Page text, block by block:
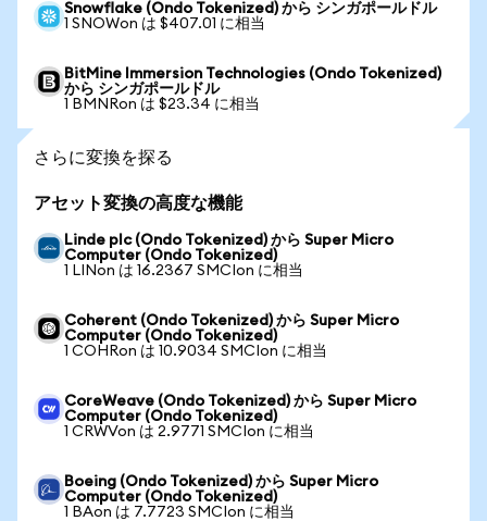
Snowflake (Ondo Tokenized) から シンガポールドル
1 SNOWon は $407.01 に相当
BitMine Immersion Technologies (Ondo Tokenized)
から シンガポールドル
1 BMNRon は $23.34 に相当
さらに変換を探る
アセット変換の高度な機能
Linde plc (Ondo Tokenized) から Super Micro
Computer (Ondo Tokenized)
1 LINon は 16.2367 SMCIon に相当
Coherent (Ondo Tokenized) から Super Micro
Computer (Ondo Tokenized)
1 COHRon は 10.9034 SMCIon に相当
CoreWeave (Ondo Tokenized) から Super Micro
Computer (Ondo Tokenized)
1 CRWVon は 2.9771 SMCIon に相当
Boeing (Ondo Tokenized) から Super Micro
Computer (Ondo Tokenized)
1 BAon は 7.7723 SMCIon に相当